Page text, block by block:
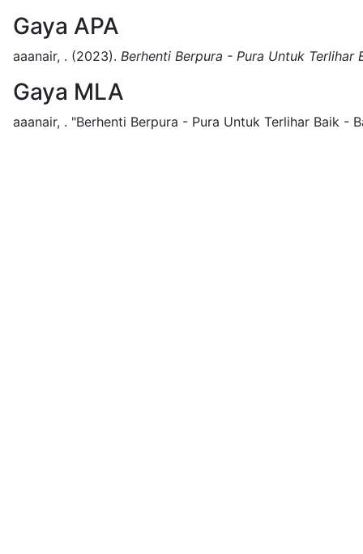
Gaya APA
aaanair, . (2023). Berhenti Berpura - Pura Untuk Terlihar
Gaya MLA
aaanair, . "Berhenti Berpura - Pura Untuk Terlihar Baik -